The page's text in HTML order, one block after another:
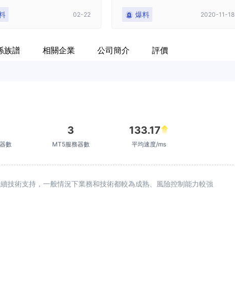
02-22 爆料 2020-11-18
族譜 相關企業 公司簡介 評價
數
3
MT5服務器數
133.17
平均速度/ms
技術支持，一般情況下業務和技術都較為成熟、風險控制能力較強